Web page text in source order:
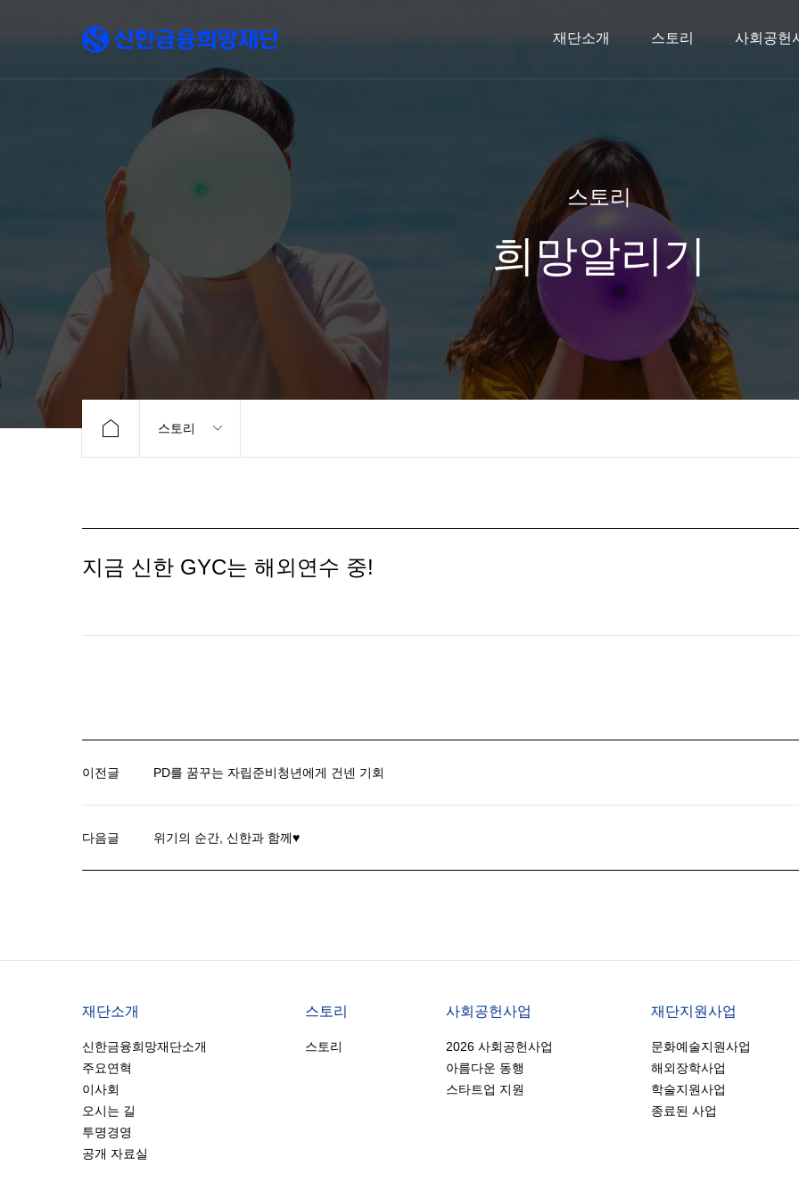
재단소개 스토리 사회공헌
스토리
희망알리기
스토리
지금 신한 GYC는 해외연수 중!
이전글 PD를 꿈꾸는 자립준비청년에게 건넨 기회
다음글 위기의 순간, 신한과 함께♥
재단소개
신한금융희망재단소개
주요연혁
이사회
오시는 길
투명경영
공개 자료실
스토리
스토리
사회공헌사업
2026 사회공헌사업
아름다운 동행
스타트업 지원
재단지원사업
문화예술지원사업
해외장학사업
학술지원사업
종료된 사업